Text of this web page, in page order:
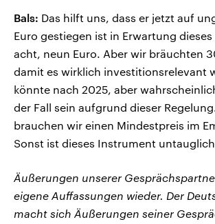
Bals: Das hilft uns, dass er jetzt auf
Euro gestiegen ist in Erwartung dieses
acht, neun Euro. Aber wir bräuchten
damit es wirklich investitionsrelevant
könnte nach 2025, aber
der Fall sein aufgrund dieser
brauchen wir einen Mindestpreis im
Sonst ist dieses Instrument
Äußerungen unserer
eigene Auffassungen wieder. Der
macht sich Äußerungen seiner